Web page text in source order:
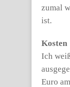
zumal
ist.
Kosten
Ich
Euro